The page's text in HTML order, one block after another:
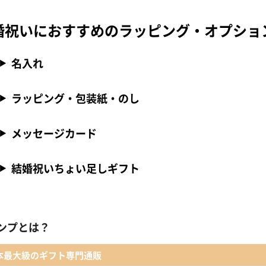
祝いにおすすめのラッピング・オプショ
名入れ
ラッピング・包装紙・のし
メッセージカード
結婚祝いちょい足しギフト
プとは？
最大級のギフト専門通販